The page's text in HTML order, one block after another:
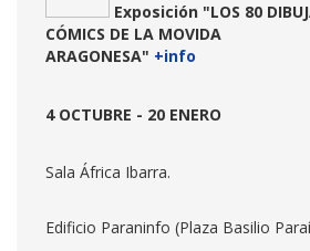
Exposición "LOS 80
CÓMICS DE LA MOVIDA
ARAGONESA" +info
4 OCTUBRE - 20 ENERO
Sala África Ibarra.
Edificio Paraninfo (Plaza Basilio